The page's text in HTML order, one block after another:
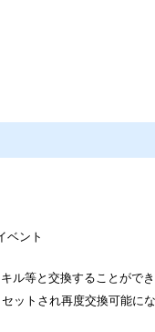
ベント
ル等と交換することがで
ットされ再度交換可能に